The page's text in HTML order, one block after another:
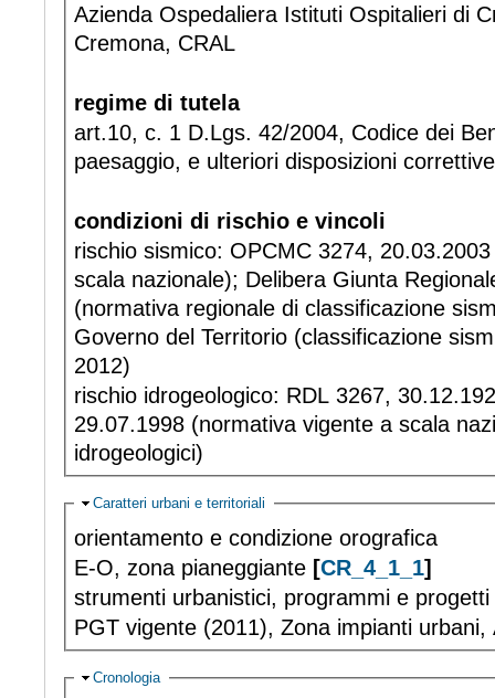
Azienda Ospedaliera Istituti Ospitalieri di
Cremona, CRAL
regime di tutela
art.10, c. 1 D.Lgs. 42/2004, Codice dei
paesaggio, e ulteriori disposizioni
condizioni di rischio e vincoli
rischio sismico: OPCMC 3274,
scala nazionale); Delibera Giunta
(normativa regionale di classificazione
Governo del Territorio (classificazione
2012)
rischio idrogeologico: RDL 3267,
29.07.1998 (normativa vigente a scala
idrogeologici)
Hide
Caratteri urbani e territoriali
orientamento e condizione orografica
E-O, zona pianeggiante [CR_4_1_1]
strumenti urbanistici, programmi e
PGT vigente (2011), Zona impianti urbani,
Hide
Cronologia